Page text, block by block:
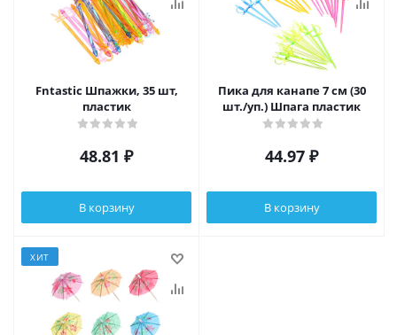
Fntastic Шпажки, 35 шт,
пластик
48.81 ₽
В корзину
Пика для канапе 7 см (30
шт./уп.) Шпага пластик
44.97 ₽
В корзину
ХИТ